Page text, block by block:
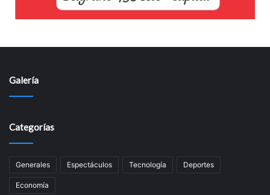
Galería
Categorías
Generales Espectáculos Tecnología Deportes
Economía